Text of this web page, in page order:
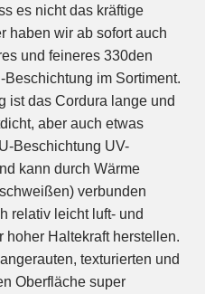
es nicht das kräftige
haben wir ab sofort auch
und feineres 330den
im Sortiment.
ist das Cordura lange und
aber auch etwas
Beschichtung UV-
kann durch Wärme
verbunden
relativ leicht luft- und
hoher Haltekraft herstellen.
texturierten und
Oberfläche super